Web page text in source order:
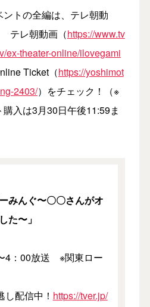
トの全編は、テレ朝動
テレ朝動画（https://www.tv
ex-theater-online/ilovegami
Ticket（https://yoshimot
2403/）をチェック！（※
入は3月30日午後11:59ま
みんぐ〜〇〇さんがオ
た〜」
4：00放送 ※関東ロー
配信中！ https://tver.jp/